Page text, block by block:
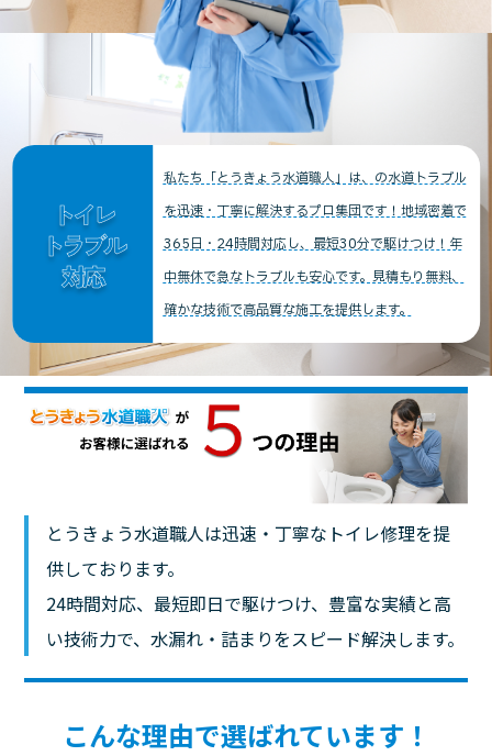
トイレ
トラブル
対応
私たち「とうきょう水道職人」は、の水道トラブル
を迅速・丁寧に解決するプロ集団です！地域密着で
365日・24時間対応し、最短30分で駆けつけ！年
中無休で急なトラブルも安心です。見積もり無料、
確かな技術で高品質な施工を提供します。
とうきょう水道職人は迅速・丁寧なトイレ修理を提
供しております。
24時間対応、最短即日で駆けつけ、豊富な実績と高
い技術力で、水漏れ・詰まりをスピード解決します。
こんな理由で選ばれています！